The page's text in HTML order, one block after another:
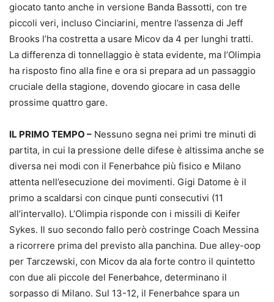
giocato tanto anche in versione Banda Bassotti, con tre
piccoli veri, incluso Cinciarini, mentre l’assenza di Jeff
Brooks l’ha costretta a usare Micov da 4 per lunghi tratti.
La differenza di tonnellaggio è stata evidente, ma l’Olimpia
ha risposto fino alla fine e ora si prepara ad un passaggio
cruciale della stagione, dovendo giocare in casa delle
prossime quattro gare.
IL PRIMO TEMPO – Nessuno segna nei primi tre minuti di
partita, in cui la pressione delle difese è altissima anche se
diversa nei modi con il Fenerbahce più fisico e Milano
attenta nell’esecuzione dei movimenti. Gigi Datome è il
primo a scaldarsi con cinque punti consecutivi (11
all’intervallo). L’Olimpia risponde con i missili di Keifer
Sykes. Il suo secondo fallo però costringe Coach Messina
a ricorrere prima del previsto alla panchina. Due alley-oop
per Tarczewski, con Micov da ala forte contro il quintetto
con due ali piccole del Fenerbahce, determinano il
sorpasso di Milano. Sul 13-12, il Fenerbahce spara un